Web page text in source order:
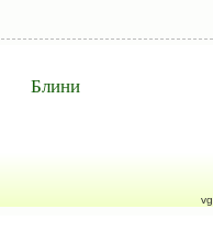
Блини
vg